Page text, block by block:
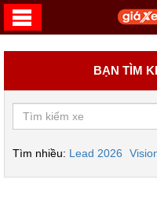
BẠN TÌM
Tìm nhiều: Lead 2026